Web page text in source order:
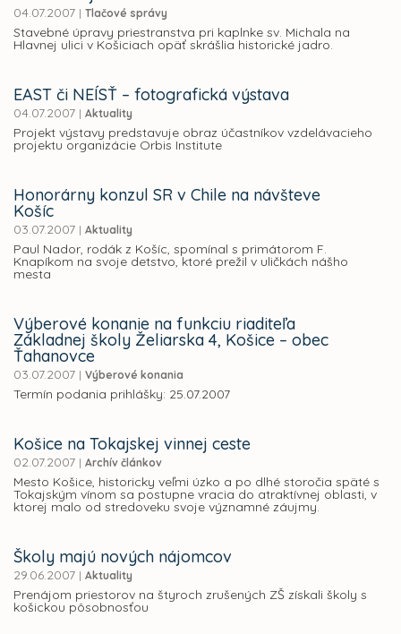
04.07.2007 | Tlačové správy
Stavebné úpravy priestranstva pri kaplnke sv. Michala na
Hlavnej ulici v Košiciach opäť skrášlia historické jadro.
EAST či NEÍSŤ – fotografická výstava
04.07.2007 | Aktuality
Projekt výstavy predstavuje obraz účastníkov vzdelávacieho
projektu organizácie Orbis Institute
Honorárny konzul SR v Chile na návšteve
Košíc
03.07.2007 | Aktuality
Paul Nador, rodák z Košíc, spomínal s primátorom F.
Knapíkom na svoje detstvo, ktoré prežil v uličkách nášho
mesta
Výberové konanie na funkciu riaditeľa
Základnej školy Želiarska 4, Košice – obec
Ťahanovce
03.07.2007 | Výberové konania
Termín podania prihlášky: 25.07.2007
Košice na Tokajskej vinnej ceste
02.07.2007 | Archív článkov
Mesto Košice, historicky veľmi úzko a po dlhé storočia späté s
Tokajským vínom sa postupne vracia do atraktívnej oblasti, v
ktorej malo od stredoveku svoje významné záujmy.
Školy majú nových nájomcov
29.06.2007 | Aktuality
Prenájom priestorov na štyroch zrušených ZŠ získali školy s
košickou pôsobnosťou